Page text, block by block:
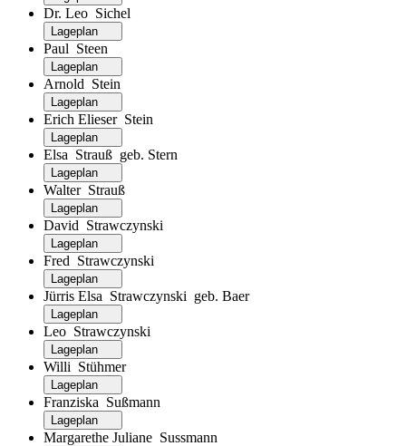
Dr. Leo Sichel
Paul Steen
Arnold Stein
Erich Elieser Stein
Elsa Strauß geb. Stern
Walter Strauß
David Strawczynski
Fred Strawczynski
Jürris Elsa Strawczynski geb. Baer
Leo Strawczynski
Willi Stühmer
Franziska Sußmann
Margarethe Juliane Sussmann